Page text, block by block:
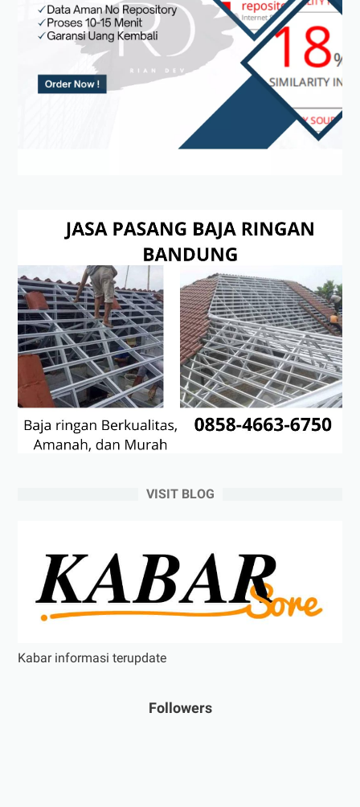
VISIT BLOG
Kabar informasi terupdate
Followers